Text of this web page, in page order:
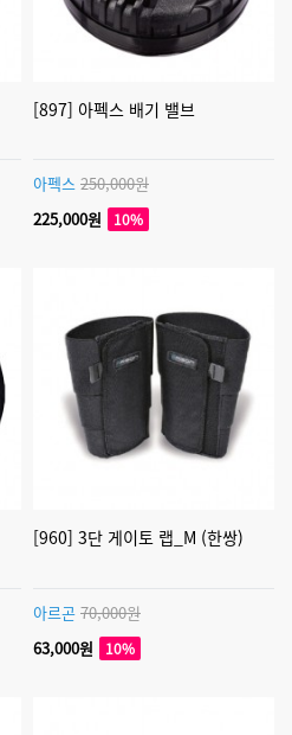
[897] 아펙스 배기 밸브
아펙스 250,000원
225,000원
10%
[960] 3단 게이토 랩_M (한쌍)
아르곤 70,000원
63,000원
10%